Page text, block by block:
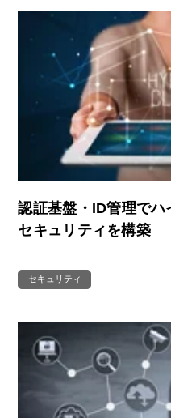
認証基盤・ID管理で
セキュリティを構築
セキュリティ